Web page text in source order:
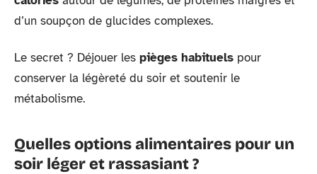
d’un soupçon de glucides complexes.
Le secret ? Déjouer les pièges habituels pour
conserver la légèreté du soir et soutenir le
métabolisme.
Quelles options alimentaires pour un
soir léger et rassasiant ?